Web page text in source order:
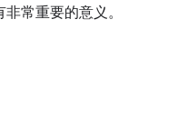
非常重要的意义。